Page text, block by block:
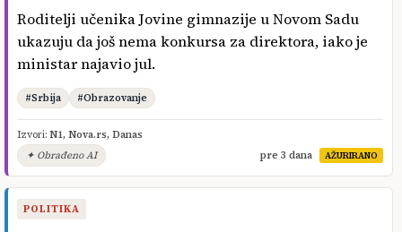
Roditelji učenika Jovine gimnazije u Novom Sadu
ukazuju da još nema konkursa za direktora, iako je
ministar najavio jul.
#Srbija #Obrazovanje
Izvori: N1, Nova.rs, Danas
✦ Obrađeno AI
pre 3 dana AŽURIRANO
POLITIKA